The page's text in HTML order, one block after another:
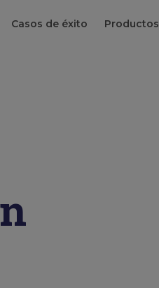
Casos de éxito Productos